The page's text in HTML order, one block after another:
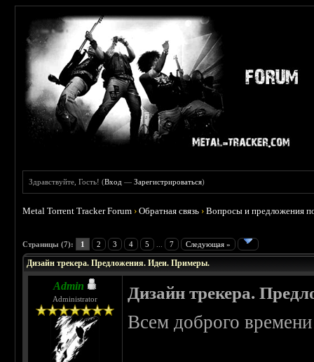
Здравствуйте, Гость! (Вход —Зарегистрироваться)
Metal Torrent Tracker Forum ›Обратная связь ›Вопросы и предложения
Страницы (7): 1 2 3 4 5 7 Следующая »
Дизайн трекера. Предложения. Идеи. Примеры.
Admin
Administrator Дизайн трекера.
Всем доброго